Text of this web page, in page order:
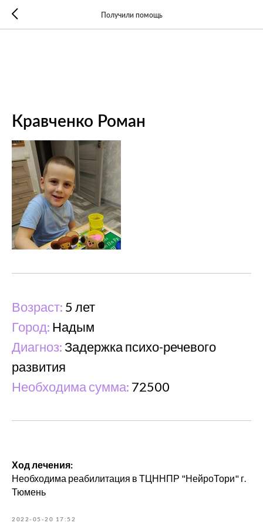
Получили помощь
Кравченко Роман
Возраст: 5 лет
Город: Надым
Диагноз: Задержка психо-речевого
развития
Необходима сумма: 72500
Ход лечения:
Необходима реабилитация в ТЦННПР "НейроТори" г.
Тюмень
2022-05-20 17:52